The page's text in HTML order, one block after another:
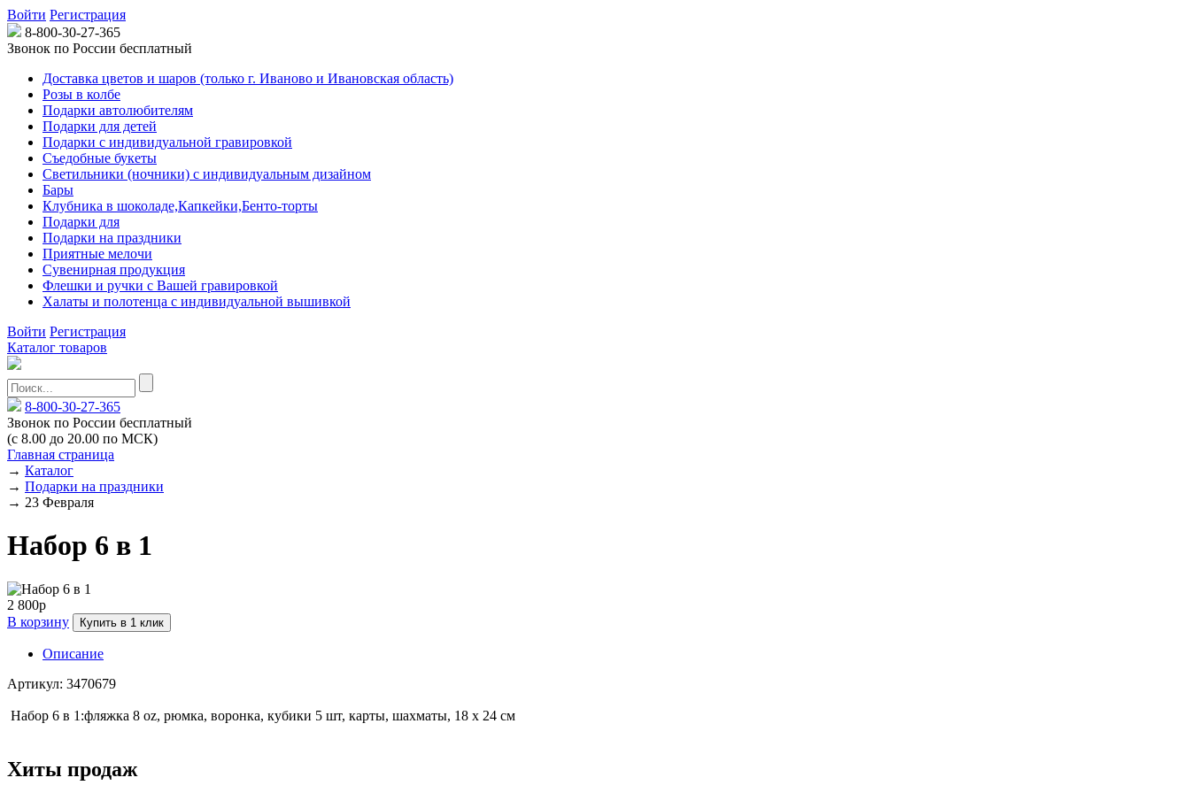
Войти Регистрация
8-800-30-27-365
Звонок по России бесплатный
Доставка цветов и шаров (только г. Иваново и Ивановская область)
Розы в колбе
Подарки автолюбителям
Подарки для детей
Подарки с индивидуальной гравировкой
Съедобные букеты
Светильники (ночники) с индивидуальным дизайном
Бары
Клубника в шоколаде,Капкейки,Бенто-торты
Подарки для
Подарки на праздники
Приятные мелочи
Сувенирная продукция
Флешки и ручки с Вашей гравировкой
Халаты и полотенца с индивидуальной вышивкой
Войти Регистрация
Каталог товаров
8-800-30-27-365
Звонок по России бесплатный
(с 8.00 до 20.00 по МСК)
Главная страница
→ Каталог
→ Подарки на праздники
→ 23 Февраля
Набор 6 в 1
2 800р
В корзину
Купить в 1 клик
Описание
Артикул: 3470679
Набор 6 в 1:фляжка 8 oz, рюмка, воронка, кубики 5 шт, карты, шахматы, 18 х 24 см
Хиты продаж